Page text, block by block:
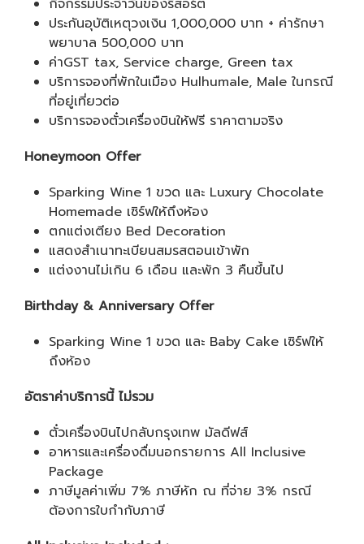
กิจกรรมประจำวันของรีสอร์ต
ประกันอุบัติเหตุวงเงิน 1,000,000 บาท + ค่ารักษา
พยาบาล 500,000 บาท
ค่าGST tax, Service charge, Green tax
บริการจองที่พักในเมือง Hulhumale, Male ในกรณี
ที่อยู่เที่ยวต่อ
บริการจองตั๋วเครื่องบินให้ฟรี ราคาตามจริง
Honeymoon Offer
Sparking Wine 1 ขวด และ Luxury Chocolate
Homemade เซิร์ฟให้ถึงห้อง
ตกแต่งเตียง Bed Decoration
แสดงสำเนาทะเบียนสมรสตอนเข้าพัก
แต่งงานไม่เกิน 6 เดือน และพัก 3 คืนขึ้นไป
Birthday & Anniversary Offer
Sparking Wine 1 ขวด และ Baby Cake เซิร์ฟให้
ถึงห้อง
อัตราค่าบริการนี้ ไม่รวม
ตั๋วเครื่องบินไปกลับกรุงเทพ มัลดีฟส์
อาหารและเครื่องดื่มนอกรายการ All Inclusive
Package
ภาษีมูลค่าเพิ่ม 7% ภาษีหัก ณ ที่จ่าย 3% กรณี
ต้องการใบกำกับภาษี